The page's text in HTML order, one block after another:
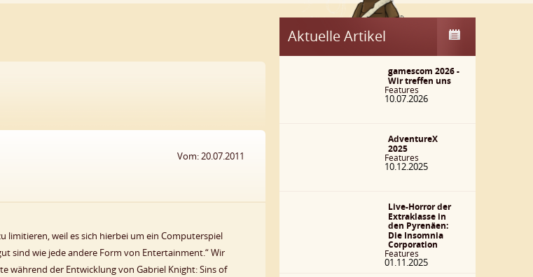
Vom: 20.07.2011
limitieren, weil es sich hierbei um ein Computerspiel
sind wie jede andere Form von Entertainment.“ Wir
während der Entwicklung von Gabriel Knight: Sins of
Aktuelle Artikel
gamescom 2026 -
Wir treffen uns
Features
10.07.2026
AdventureX
2025
Features
10.12.2025
Live-Horror der
Extraklasse in
den Pyrenäen:
Die Insomnia
Corporation
Features
01.11.2025